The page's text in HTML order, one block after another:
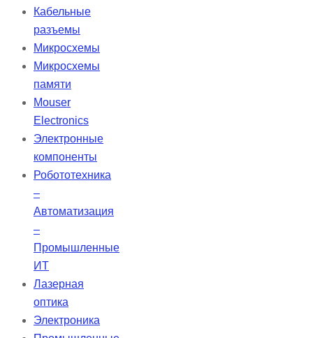
удаления эмали и дентина, а
также для удаления
реставрационных материалов и
коррекции частей протезов, таких
как композиты, фарфор или
металл. Он доступен в различных
размерах зерна, соответствующих
специфическим процедурам.
Кабельные
разъемы
Микросхемы
Микросхемы
памяти
Mouser
Electronics
Электронные
компоненты
Робототехника
–
Автоматизация
–
Промышленные
ИТ
Лазерная
оптика
Электроника